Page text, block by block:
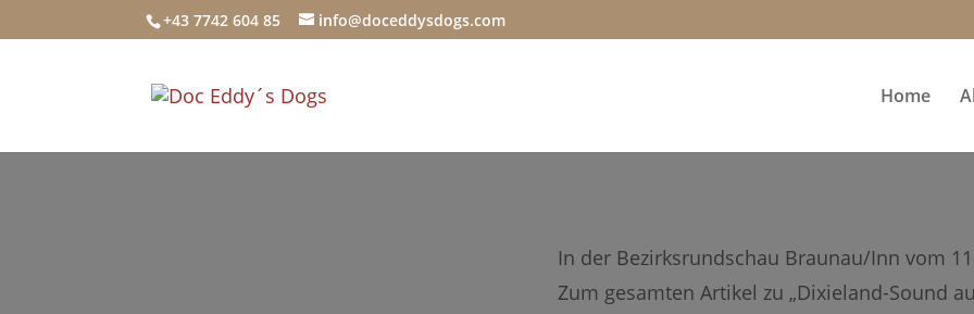
+43 7742 604 85 info@doceddysdogs.com
Home
In der Bezirksrundschau Braunau/Inn vom
Zum gesamten Artikel zu „Dixieland-Sound